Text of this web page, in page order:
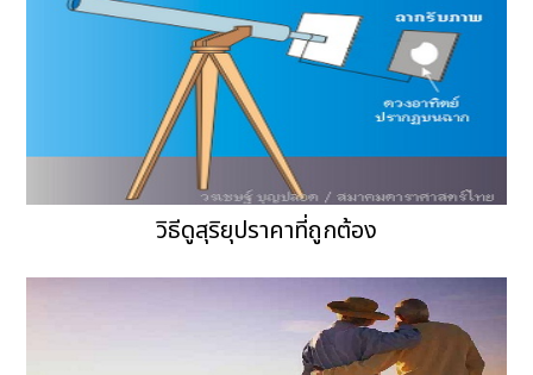
วิธีดูสุริยุปราคาที่ถูกต้อง